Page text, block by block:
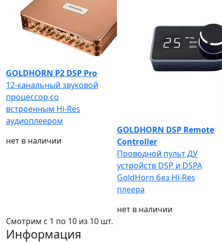
GOLDHORN P2 DSP Pro
12-канальный звуковой
процессор со
встроенным Hi-Res
аудиоплеером
нет в наличии
GOLDHORN DSP Remote
Controller
Проводной пульт ДУ
устройств DSP и DSPA
GoldHorn без Hi-Res
плеера
нет в наличии
Смотрим c 1 по 10 из 10 шт.
Информация